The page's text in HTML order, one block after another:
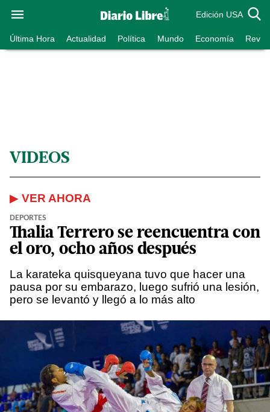
Edición USA
Última Hora Actualidad Política Mundo Economía
VIDEOS
▶ VER AHORA
DEPORTES
Thalia Terrero se reencuentra con
el oro, ocho años después
La karateka quisqueyana tuvo que hacer una
pausa por su embarazo, luego sufrió una lesión,
pero se levantó y llegó a lo más alto